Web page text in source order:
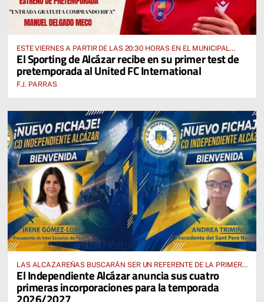
ESTE VIERNES A PARTIR DE LAS 20:30 HORAS EN EL MUNICIPAL
“MANUEL DELGADO MECO”
El Sporting de Alcázar recibe en su primer test de
pretemporada al United FC International
F.J. PARRAS
LAS ALCAZAREÑAS BUSCARÁN SER UN REFERENTE DE LA PRIMERA
AUTONÓMICA PREFERENTE FEMENINA
El Independiente Alcázar anuncia sus cuatro
primeras incorporaciones para la temporada
2026/2027